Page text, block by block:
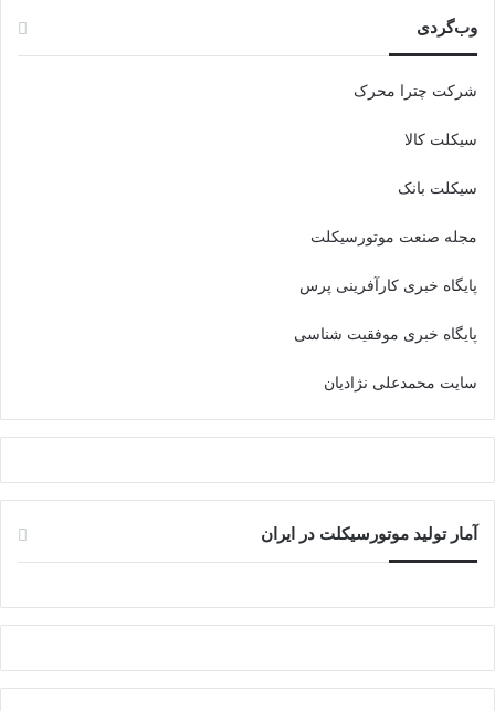
وب‌گردی
شرکت چترا محرک
سیکلت کالا
سیکلت بانک
مجله صنعت موتورسیکلت
پایگاه خبری کارآفرینی پرس
پایگاه خبری موفقیت شناسی
سایت محمدعلی نژادیان
آمار تولید موتورسیکلت در ایران